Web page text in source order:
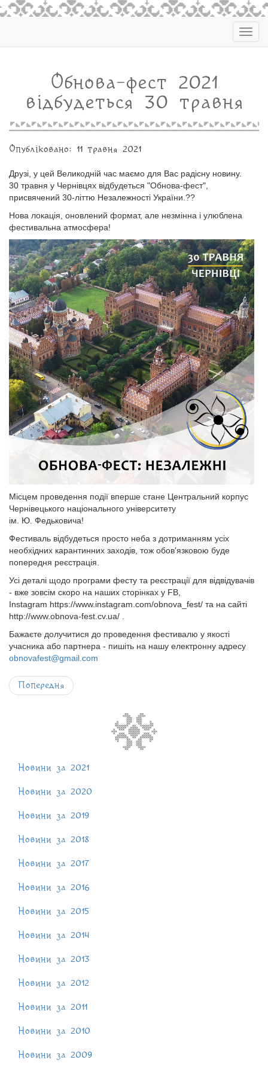
Обнова-фест 2021
відбудеться 30 травня
Опубліковано: 11 травня 2021
Друзі, у цей Великодній час маємо для Вас радісну новину.
30 травня у Чернівцях відбудеться "Обнова-фест",
присвячений 30-літтю Незалежності України.??
Нова локація, оновлений формат, але незмінна і улюблена
фестивальна атмосфера!
Місцем проведення події вперше стане Центральний корпус
Чернівецького національного університету
ім. Ю. Федьковича!
Фестиваль відбудеться просто неба з дотриманням усіх
необхідних карантинних заходів, тож обов'язковою буде
попередня реєстрація.
Усі деталі щодо програми фесту та реєстрації для відвідувачів
- вже зовсім скоро на наших сторінках у FB,
Instagram https://www.instagram.com/obnova_fest/ та на сайті
http://www.obnova-fest.cv.ua/ .
Бажаєте долучитися до проведення фестивалю у якості
учасника або партнера - пишіть на нашу електронну адресу
obnovafest@gmail.com
Попередня
Новини за 2021
Новини за 2020
Новини за 2019
Новини за 2018
Новини за 2017
Новини за 2016
Новини за 2015
Новини за 2014
Новини за 2013
Новини за 2012
Новини за 2011
Новини за 2010
Новини за 2009